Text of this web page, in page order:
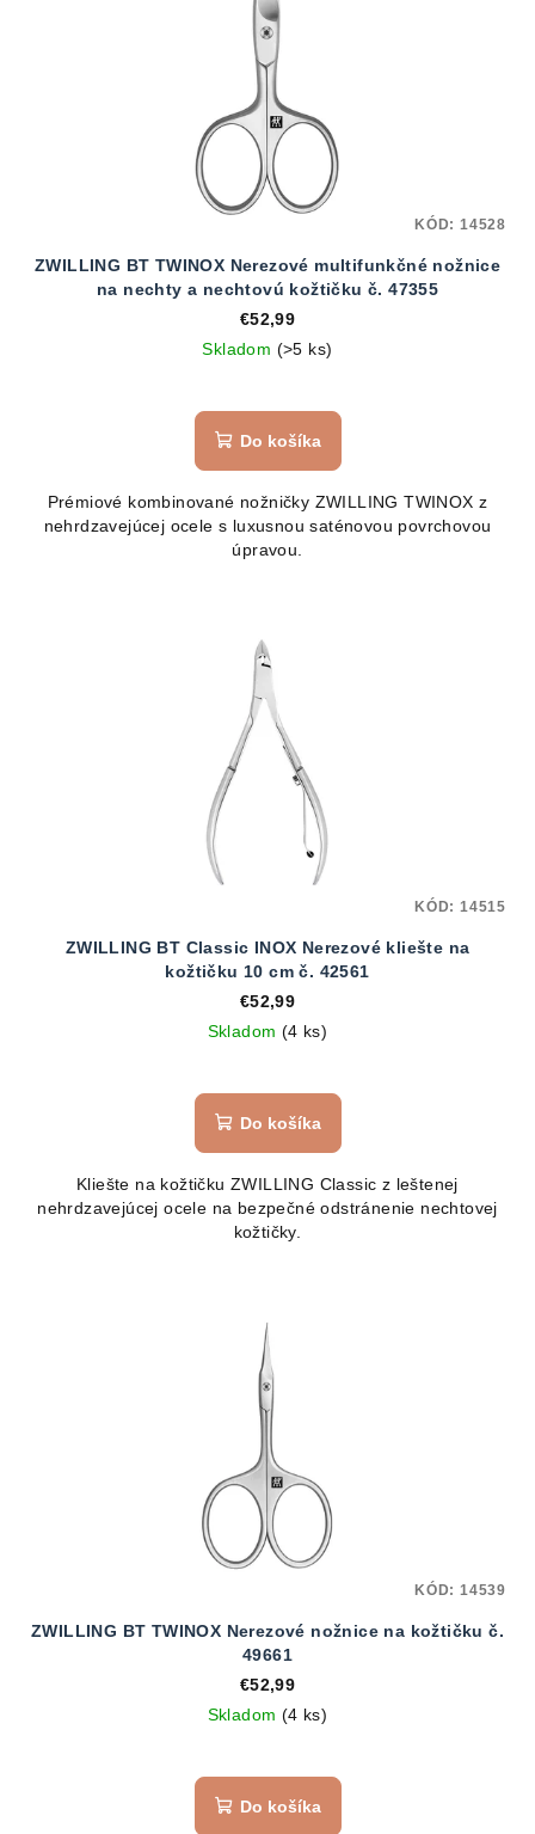
ZWILLING BT TWINOX Nerezové multifunkčné nožnice
na nechty a nechtovú kožtičku č. 47355
€52,99
Skladom (>5 ks)
Do košíka
Prémiové kombinované nožničky ZWILLING TWINOX z
nehrdzavejúcej ocele s luxusnou saténovou povrchovou
úpravou.
KÓD: 14528
ZWILLING BT Classic INOX Nerezové kliešte na
kožtičku 10 cm č. 42561
€52,99
Skladom (4 ks)
Do košíka
Kliešte na kožtičku ZWILLING Classic z leštenej
nehrdzavejúcej ocele na bezpečné odstránenie nechtovej
kožtičky.
KÓD: 14515
ZWILLING BT TWINOX Nerezové nožnice na kožtičku č.
49661
€52,99
Skladom (4 ks)
Do košíka
KÓD: 14539